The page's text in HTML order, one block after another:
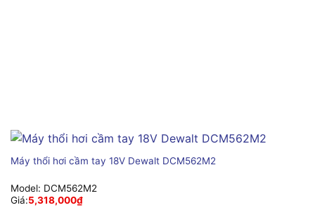
Máy thổi hơi cầm tay 18V Dewalt DCM562M2
Model: DCM562M2
Giá:5,318,000₫